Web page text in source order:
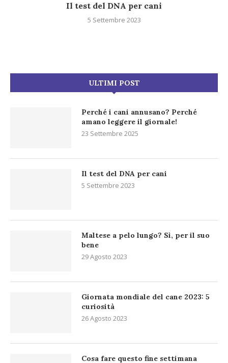
Il test del DNA per cani
5 Settembre 2023
ULTIMI POST
Perché i cani annusano? Perché
amano leggere il giornale!
23 Settembre 2025
Il test del DNA per cani
5 Settembre 2023
Maltese a pelo lungo? Sì, per il suo
bene
29 Agosto 2023
Giornata mondiale del cane 2023: 5
curiosità
26 Agosto 2023
Cosa fare questo fine settimana